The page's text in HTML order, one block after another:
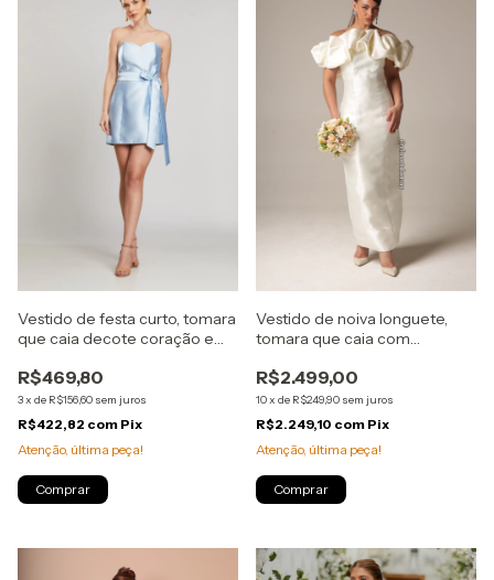
Vestido de festa curto, tomara
que caia decote coração e
R$469,80
3x de R$156,60 sem juros
R$422,82 com Pix
Atenção, última peça!
Comprar
Vestido de noiva longuete,
tomara que caia com
White
R$2.499,00
10x de R$249,90 sem juros
R$2.249,10 com Pix
Atenção, última peça!
Comprar